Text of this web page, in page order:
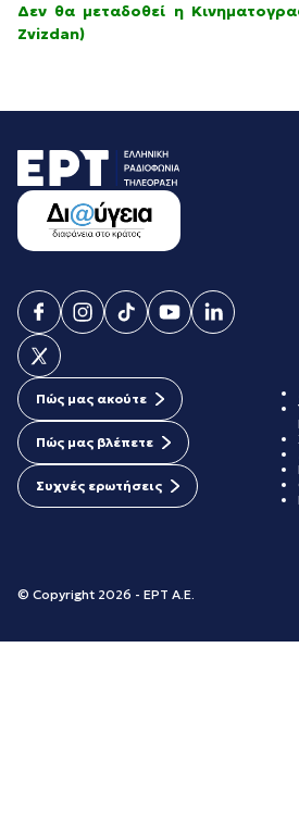
Δεν θα μεταδοθεί η
Zvizdan)
Πώς μας ακούτε
Πώς μας βλέπετε
Συχνές ερωτήσεις
© Copyright 2026 - ΕΡΤ Α.Ε.